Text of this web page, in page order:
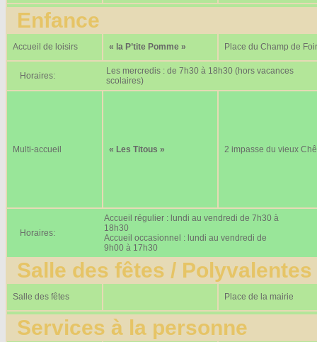
Enfance
Accueil de loisirs « la P’tite Pomme » Place du Champ de
Horaires:
Les mercredis : de 7h30 à 18h30 (hors vacances
scolaires)
Multi-accueil « Les Titous » 2 impasse du vieux
Horaires:
Accueil régulier : lundi au vendredi de 7h30 à
18h30
Accueil occasionnel : lundi au vendredi de
9h00 à 17h30
Salle des fêtes / Polyvalentes
Salle des fêtes Place de la mairie
Services à la personne